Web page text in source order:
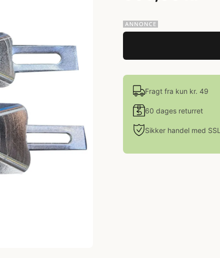
Fragt fra kun kr. 49
60 dages returret
Sikker handel med